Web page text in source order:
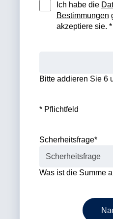
Ich habe die
Bestimmungen
akzeptiere sie. *
Bitte addieren Sie 6
* Pflichtfeld
Scherheitsfrage*
Was ist die Summe